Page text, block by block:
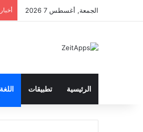
الجمعة, أغسطس 7 2026
الرئيسية تطبيقات